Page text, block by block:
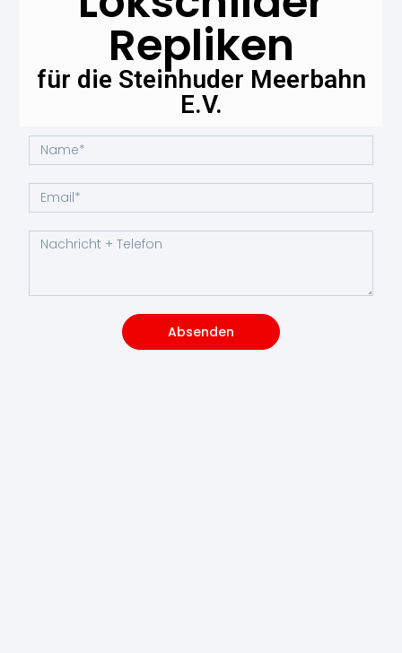
Repliken
für die Steinhuder Meerbahn
E.V.
Absenden